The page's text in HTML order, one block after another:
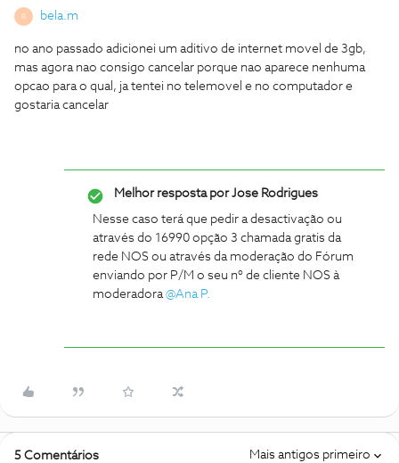
B bela.m
no ano passado adicionei um aditivo de internet movel de 3gb,
mas agora nao consigo cancelar porque nao aparece nenhuma
opcao para o qual, ja tentei no telemovel e no computador e
gostaria cancelar
Melhor resposta porJose Rodrigues
Nesse caso terá que pedir a desactivação ou
através do 16990 opção 3 chamada gratis da
rede NOS ou através da moderação do Fórum
enviando por P/M o seu nº de cliente NOS à
moderadora@Ana P.
5 Comentários Mais antigos primeiro